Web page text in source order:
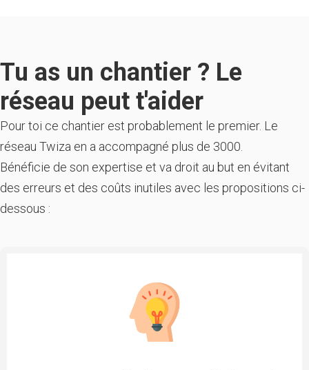
Tu as un chantier ? Le
réseau peut t'aider
Pour toi ce chantier est probablement le premier. Le
réseau Twiza en a accompagné plus de 3000.
Bénéficie de son expertise et va droit au but en évitant
des erreurs et des coûts inutiles avec les propositions ci-
dessous :